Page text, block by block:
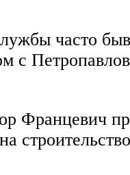
часто
с
Францевич